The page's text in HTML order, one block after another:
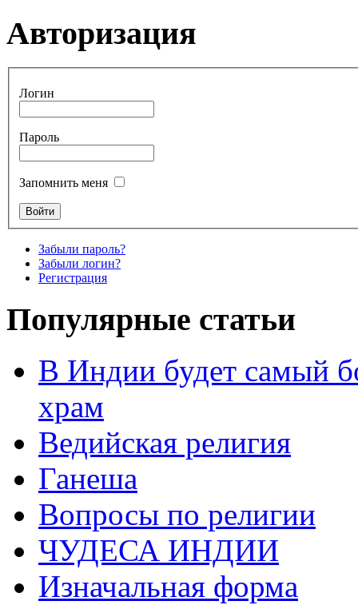
Авторизация
Логин
Пароль
Запомнить меня
Забыли пароль?
Забыли логин?
Регистрация
Популярные статьи
В Индии будет самый
храм
Ведийская религия
Ганеша
Вопросы по религии
ЧУДЕСА ИНДИИ
Изначальная форма